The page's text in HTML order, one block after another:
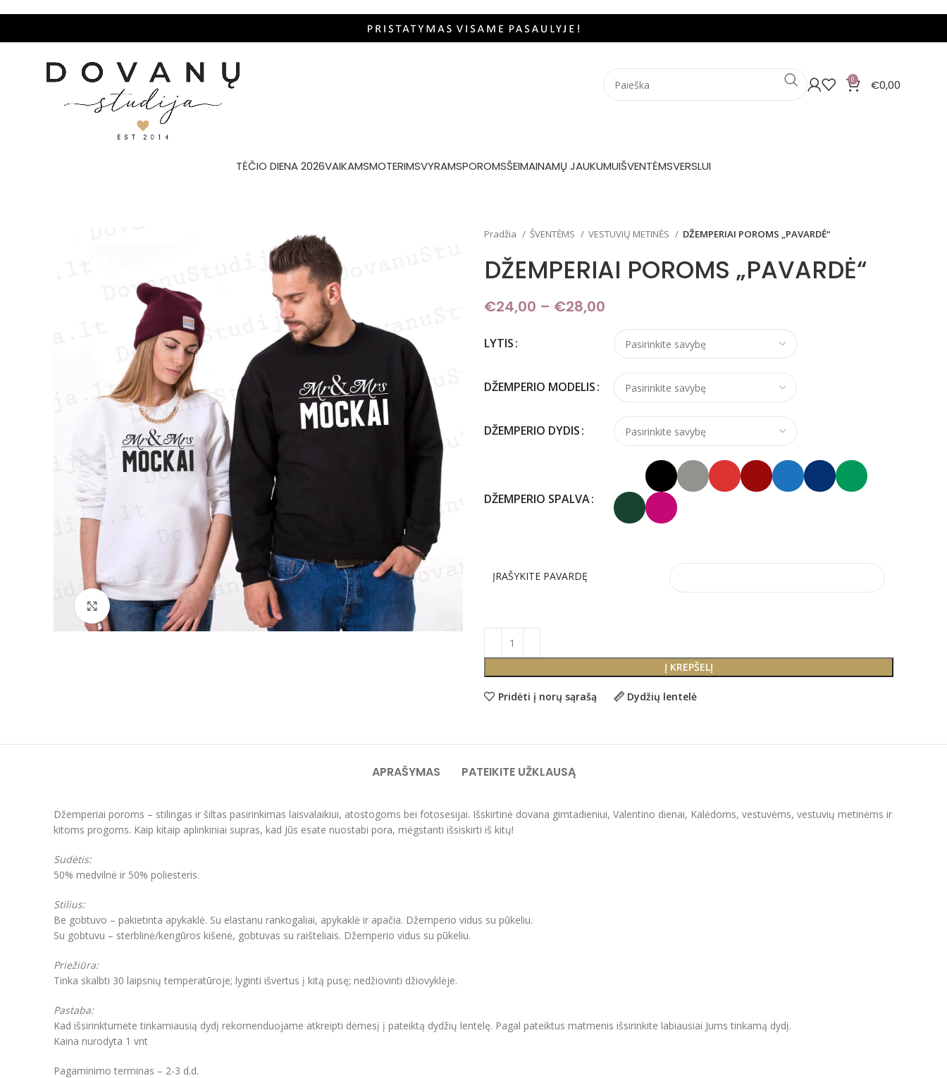
0 €0,00
TĖČIO DIENA 2026VAIKAMSMOTERIMSVYRAMSPOROMSŠEIMAINAMŲ JAUKUMUIŠVENTĖMSVERSLUI
Padidinti
Pradžia ŠVENTĖMS VESTUVIŲ METINĖS DŽEMPERIAI POROMS „PAVARDĖ“
DŽEMPERIAI POROMS „PAVARDĖ“
€24,00 – €28,00
LYTIS
DŽEMPERIO MODELIS
DŽEMPERIO DYDIS
DŽEMPERIO SPALVA
ĮRAŠYKITE PAVARDĘ
Į KREPŠELĮ
Pridėti į norų sąrašą Dydžių lentelė
APRAŠYMAS PATEIKITE UŽKLAUSĄ
Džemperiai poroms – stilingas ir šiltas pasirinkimas laisvalaikiui, atostogoms bei fotosesijai. Išskirtinė dovana gimtadieniui, Valentino dienai, Kalėdoms, vestuvėms, vestuvių metinėms ir
kitoms progoms. Kaip kitaip aplinkiniai supras, kad Jūs esate nuostabi pora, mėgstanti išsiskirti iš kitų!
Sudėtis:
50% medvilnė ir 50% poliesteris.
Stilius:
Be gobtuvo – pakietinta apykaklė. Su elastanu rankogaliai, apykaklė ir apačia. Džemperio vidus su pūkeliu.
Su gobtuvu – sterblinė/kengūros kišenė, gobtuvas su raišteliais. Džemperio vidus su pūkeliu.
Priežiūra:
Tinka skalbti 30 laipsnių temperatūroje; lyginti išvertus į kitą pusę; nedžiovinti džiovyklėje.
Pastaba:
Kad išsirinktumėte tinkamiausią dydį rekomenduojame atkreipti dėmesį į pateiktą dydžių lentelę. Pagal pateiktus matmenis išsirinkite labiausiai Jums tinkamą dydį.
Kaina nurodyta 1 vnt
Pagaminimo terminas – 2-3 d.d.